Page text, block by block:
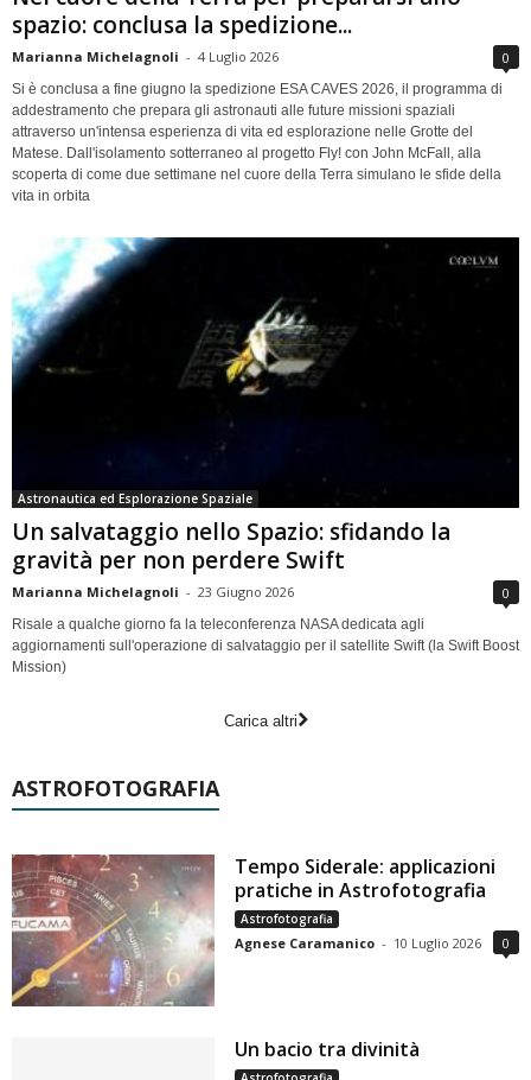
spazio: conclusa la spedizione...
Marianna Michelagnoli - 4 Luglio 2026 0
Si è conclusa a fine giugno la spedizione ESA CAVES 2026, il programma di
addestramento che prepara gli astronauti alle future missioni spaziali
attraverso un'intensa esperienza di vita ed esplorazione nelle Grotte del
Matese. Dall'isolamento sotterraneo al progetto Fly! con John McFall, alla
scoperta di come due settimane nel cuore della Terra simulano le sfide della
vita in orbita
Astronautica ed Esplorazione Spaziale
Un salvataggio nello Spazio: sfidando la
gravità per non perdere Swift
Marianna Michelagnoli - 23 Giugno 2026 0
Risale a qualche giorno fa la teleconferenza NASA dedicata agli
aggiornamenti sull'operazione di salvataggio per il satellite Swift (la Swift Boost
Mission)
Carica altri
ASTROFOTOGRAFIA
Tempo Siderale: applicazioni
pratiche in Astrofotografia
Astrofotografia
Agnese Caramanico - 10 Luglio 2026 0
Un bacio tra divinità